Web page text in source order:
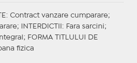
: Contract vanzare cumparare;
INTERDICTII : Fara sarcini;
FORMA TITLULUI DE
fizica